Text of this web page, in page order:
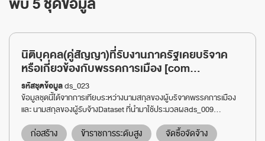
นิติบุคคล(คู่สัญญา)ที่รับงานภาครัฐเคยบริจาค
หรือเกี่ยวข้องกับพรรคการเมือง [com...
รหัสชุดข้อมูลds_023
ข้อมูลชุดนี้ได้จากการเทียบระหว่างนามสกุลของผู้บริจาคพรรคการเมือง
และ นามสกุลของผู้รับจ้างDataset ที่นำมาใช้ประมวลผลds_009...
ก่อสร้าง ข้าราชการระดับสูง
จัดซื้อจัดจ้าง